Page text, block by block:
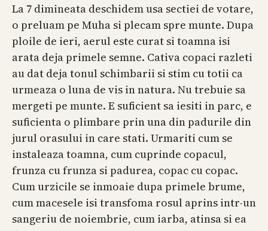
La 7 dimineata deschidem usa sectiei de votare,
o preluam pe Muha si plecam spre munte. Dupa
ploile de ieri, aerul este curat si toamna isi
arata deja primele semne. Cativa copaci razleti
au dat deja tonul schimbarii si stim cu totii ca
urmeaza o luna de vis in natura. Nu trebuie sa
mergeti pe munte. E suficient sa iesiti in parc, e
suficienta o plimbare prin una din padurile din
jurul orasului in care stati. Urmariti cum se
instaleaza toamna, cum cuprinde copacul,
frunza cu frunza si padurea, copac cu copac.
Cum urzicile se inmoaie dupa primele brume,
cum macesele isi transfoma rosul aprins intr-un
sangeriu de noiembrie, cum iarba, atinsa si ea